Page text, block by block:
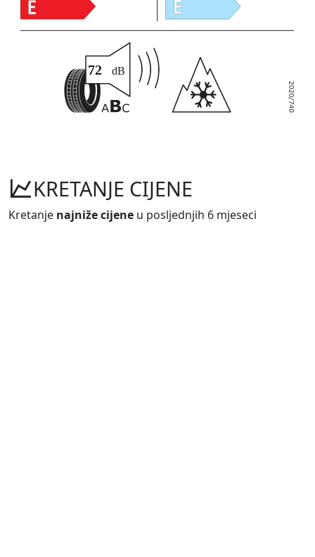
KRETANJE CIJENE
Kretanje najniže cijene u posljednjih 6 mjeseci